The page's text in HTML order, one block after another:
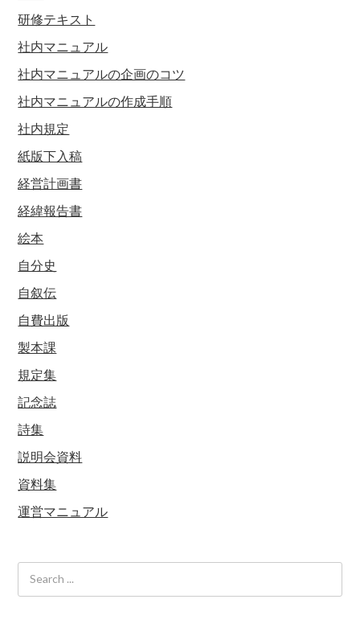
研修テキスト
社内マニュアル
社内マニュアルの企画のコツ
社内マニュアルの作成手順
社内規定
紙版下入稿
経営計画書
経緯報告書
絵本
自分史
自叙伝
自費出版
製本課
規定集
記念誌
詩集
説明会資料
資料集
運営マニュアル